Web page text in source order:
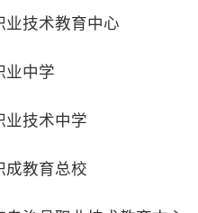
技术教育中心
中学
技术中学
教育总校